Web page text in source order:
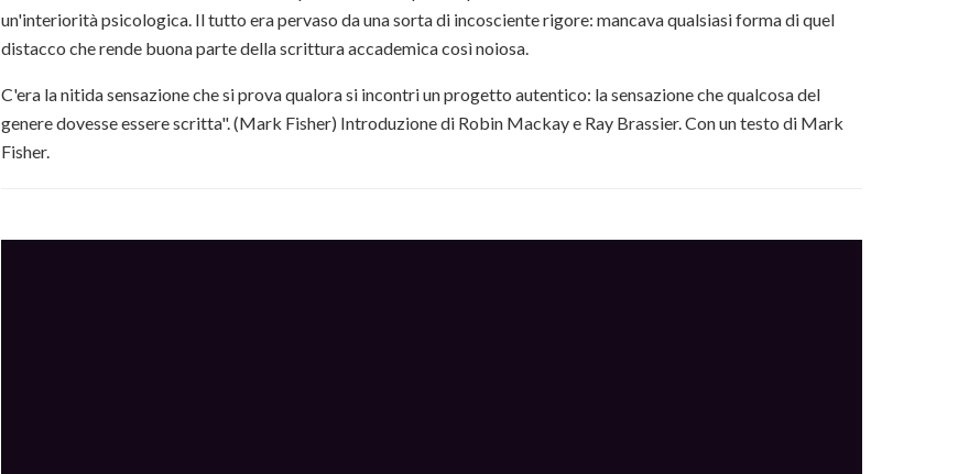
un'interiorità psicologica. Il tutto era pervaso da una sorta di incosciente rigore: mancava qualsiasi forma di quel
distacco che rende buona parte della scrittura accademica così noiosa.
C'era la nitida sensazione che si prova qualora si incontri un progetto autentico: la sensazione che qualcosa del
genere dovesse essere scritta". (Mark Fisher) Introduzione di Robin Mackay e Ray Brassier. Con un testo di Mark
Fisher.